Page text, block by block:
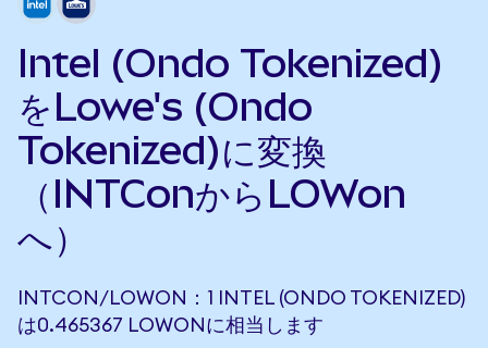
Intel (Ondo Tokenized)
をLowe's (Ondo
Tokenized)に変換
（INTConからLOWon
へ）
INTCON/LOWON：1 INTEL (ONDO TOKENIZED)
は0.465367 LOWONに相当します